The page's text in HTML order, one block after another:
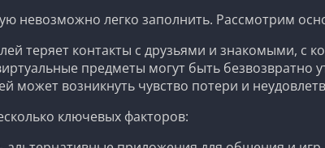
невозможно легко заполнить. Рассмотрим
теряет контакты с друзьями и знакомыми, с
предметы могут быть безвозвратно
может возникнуть чувство потери и
ключевых факторов: